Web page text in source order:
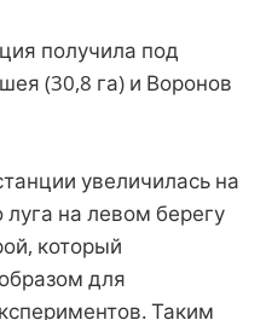
получила под
(30,8 га) и Воронов
увеличилась на
луга на левом берегу
который
для
Таким